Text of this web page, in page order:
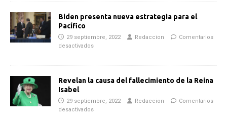
Biden presenta nueva estrategia para el
Pacífico
29 septiembre, 2022 Redaccion
Comentarios
desactivados
Revelan la causa del fallecimiento de la Reina
Isabel
29 septiembre, 2022 Redaccion
Comentarios
desactivados